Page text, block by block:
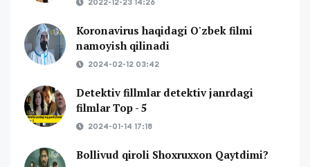
Koronavirus haqidagi O'zbek filmi
namoyish qilinadi
2024-02-12 03:42
Detektiv fillmlar detektiv janrdagi
filmlar Top - 5
2024-01-14 17:18
Bollivud qiroli Shoxruxxon Qaytdimi?